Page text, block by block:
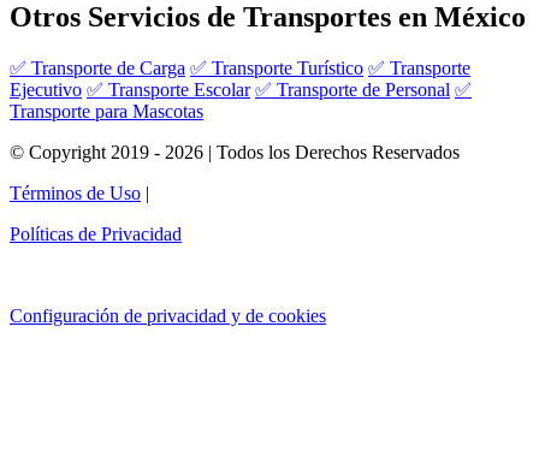
Otros Servicios de Transportes en México
✅ Transporte de Carga ✅ Transporte Turístico ✅ Transporte
Ejecutivo ✅ Transporte Escolar ✅ Transporte de Personal ✅
Transporte para Mascotas
© Copyright 2019 - 2026 | Todos los Derechos Reservados
Términos de Uso |
Políticas de Privacidad
Configuración de privacidad y de cookies